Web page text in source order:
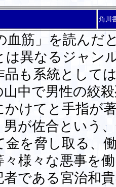
角川
筋」を読んだ
は異なるジャン
品も系統として
中で男性の絞
かけてと手指が
男が佐合という
金を脅し取る、
々様々な悪事を
者である宮治和